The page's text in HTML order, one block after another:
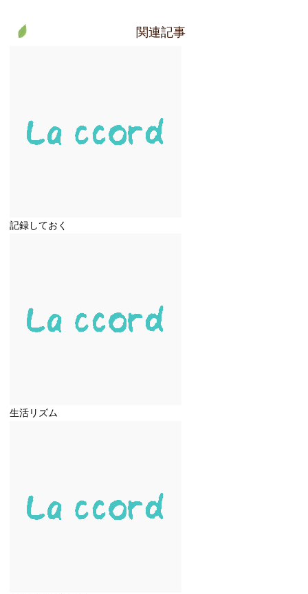
関連記事
記録しておく
生活リズム